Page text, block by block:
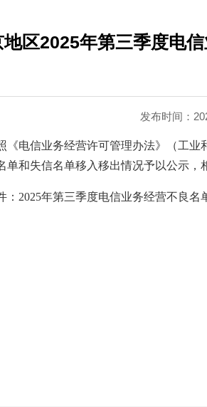
地区2025年第三季度电
发布时间：
《电信业务经营许可管理办法》（工业
单和失信名单移入移出情况予以公示，
：2025年第三季度电信业务经营不良